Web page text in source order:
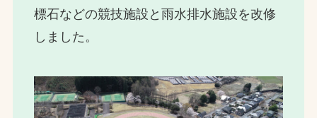
標石などの競技施設と雨水排水施設を改修
しました。